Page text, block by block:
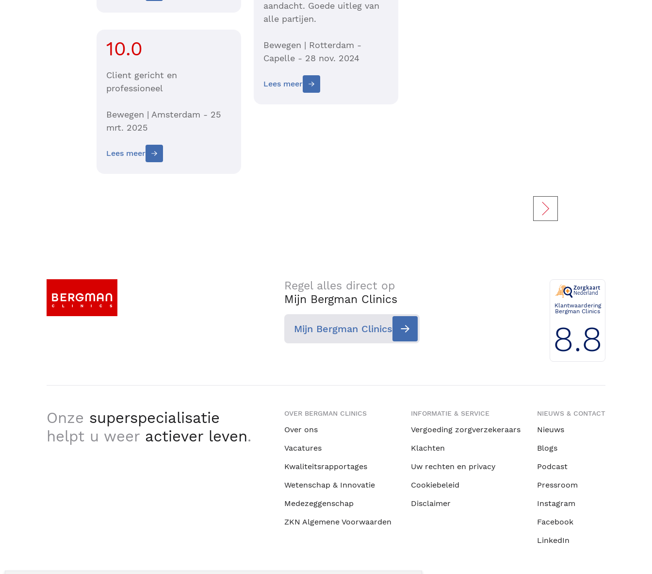
10.0
Client gericht en
professioneel
Bewegen | Amsterdam - 25
mrt. 2025
Lees meer
aandacht. Goede uitleg van
alle partijen.
Bewegen | Rotterdam -
Capelle - 28 nov. 2024
Lees meer
Regel alles direct op
Mijn Bergman Clinics
Mijn Bergman Clinics
Klantwaardering
Bergman Clinics
8.8
Onze superspecialisatie
helpt u weer actiever leven.
OVER BERGMAN CLINICS
Over ons
Vacatures
Kwaliteitsrapportages
Wetenschap & Innovatie
Medezeggenschap
ZKN Algemene Voorwaarden
INFORMATIE & SERVICE
Vergoeding zorgverzekeraars
Klachten
Uw rechten en privacy
Cookiebeleid
Disclaimer
NIEUWS & CONTACT
Nieuws
Blogs
Podcast
Pressroom
Instagram
Facebook
LinkedIn